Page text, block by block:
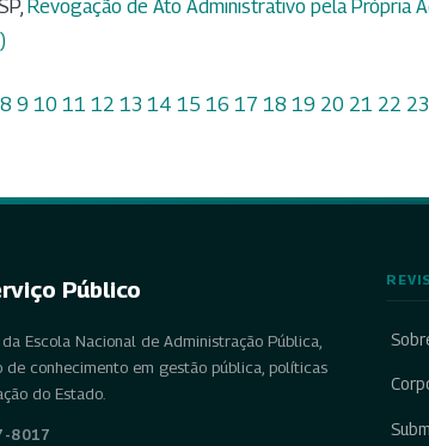
Revogação de Ato Administrativo pela Própria
8 9 10 11 12 13 14 15 16 17 18 19 20 21 22 23
Público
Escola Nacional de Administração Pública,
de conhecimento em gestão pública, políticas
do Estado.
8017